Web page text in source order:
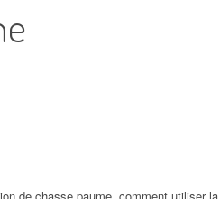
de chasse paume, comment utiliser